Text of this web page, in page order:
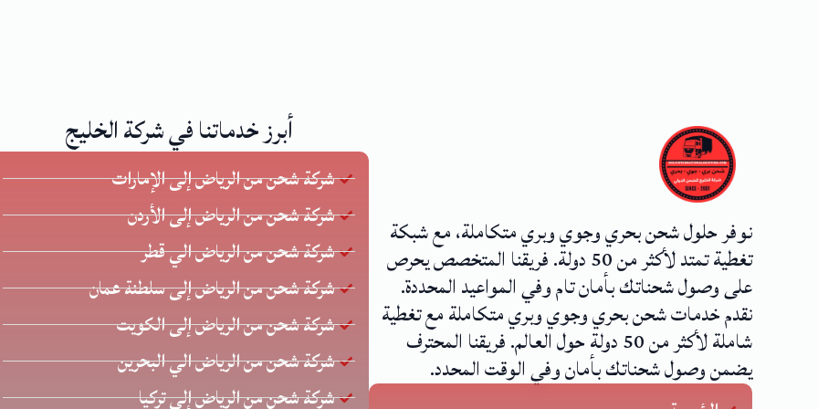
نوفر حلول شحن بحري وجوي وبري متكاملة، مع شبكة
تغطية تمتد لأكثر من 50 دولة. فريقنا المتخصص يحرص
على وصول شحناتك بأمان تام وفي المواعيد المحددة.
نقدم خدمات شحن بحري وجوي وبري متكاملة مع تغطية
شاملة لأكثر من 50 دولة حول العالم. فريقنا المحترف
يضمن وصول شحناتك بأمان وفي الوقت المحدد.
أبرز خدماتنا في شركة الخليج
شركة شحن من الرياض إلى الإمارات
شركة شحن من الرياض إلى الأردن
شركة شحن من الرياض الي قطر
شركة شحن من الرياض إلى سلطنة عمان
شركة شحن من الرياض إلى الكويت
شركة شحن من الرياض الي البحرين
شركة شحن من الرياض إلى تركيا